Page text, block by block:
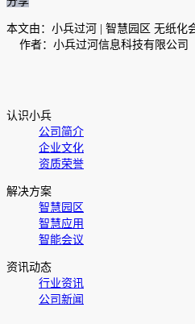
本文由：小兵过河 | 智慧园区 无纸化
作者：小兵过河信息科技有限公司
认识小兵
公司简介
企业文化
资质荣誉
解决方案
智慧园区
智慧应用
智能会议
资讯动态
行业资讯
公司新闻